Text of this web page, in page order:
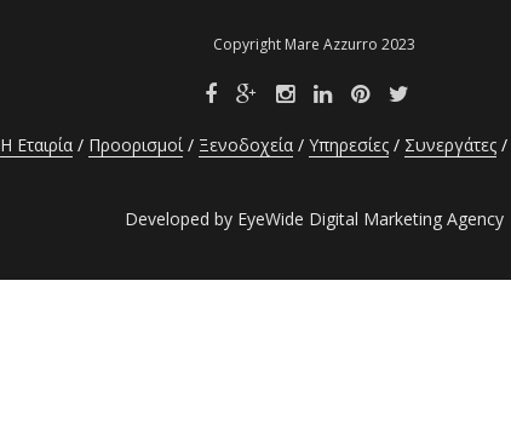
Copyright Mare Azzurro 2023
Η Εταιρία Προορισμοί Ξενοδοχεία Υπηρεσίες Συνεργάτες
Developed by EyeWide Digital Marketing Agency